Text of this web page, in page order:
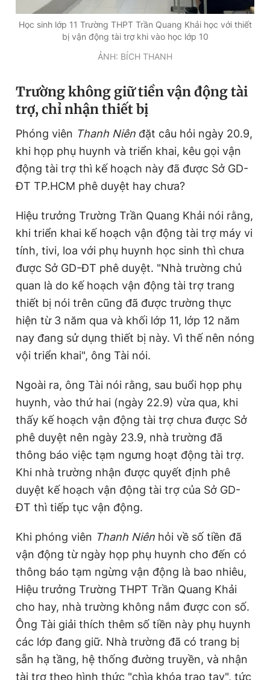
Học sinh lớp 11 Trường THPT Trần Quang Khải học với thiết
bị vận động tài trợ khi vào học lớp 10
ẢNH: BÍCH THANH
Trường không giữ tiền vận động tài
trợ, chỉ nhận thiết bị
Phóng viên Thanh Niên đặt câu hỏi ngày 20.9,
khi họp phụ huynh và triển khai, kêu gọi vận
động tài trợ thì kế hoạch này đã được Sở GD-
ĐT TP.HCM phê duyệt hay chưa?
Hiệu trưởng Trường Trần Quang Khải nói rằng,
khi triển khai kế hoạch vận động tài trợ máy vi
tính, tivi, loa với phụ huynh học sinh thì chưa
được Sở GD-ĐT phê duyệt. "Nhà trường chủ
quan là do kế hoạch vận động tài trợ trang
thiết bị nói trên cũng đã được trường thực
hiện từ 3 năm qua và khối lớp 11, lớp 12 năm
nay đang sử dụng thiết bị này. Vì thế nên nóng
vội triển khai", ông Tài nói.
Ngoài ra, ông Tài nói rằng, sau buổi họp phụ
huynh, vào thứ hai (ngày 22.9) vừa qua, khi
thấy kế hoạch vận động tài trợ chưa được Sở
phê duyệt nên ngày 23.9, nhà trường đã
thông báo việc tạm ngưng hoạt động tài trợ.
Khi nhà trường nhận được quyết định phê
duyệt kế hoạch vận động tài trợ của Sở GD-
ĐT thì tiếp tục vận động.
Khi phóng viên Thanh Niên hỏi về số tiền đã
vận động từ ngày họp phụ huynh cho đến có
thông báo tạm ngừng vận động là bao nhiêu,
Hiệu trưởng Trường THPT Trần Quang Khải
cho hay, nhà trường không nắm được con số.
Ông Tài giải thích thêm số tiền này phụ huynh
các lớp đang giữ. Nhà trường đã có trang bị
sẵn hạ tầng, hệ thống đường truyền, và nhận
tài trợ theo hình thức "chìa khóa trao tay", tức